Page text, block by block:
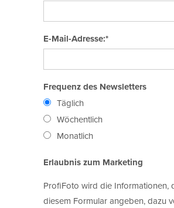
E-Mail-Adresse:*
Frequenz des Newsletters
Täglich
Wöchentlich
Monatlich
Erlaubnis zum Marketing
ProfiFoto wird die Informationen,
diesem Formular angeben, dazu